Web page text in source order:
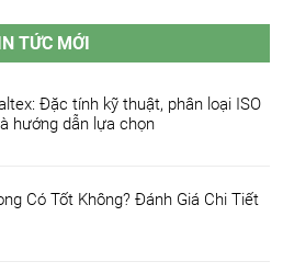
TỨC MỚI
Đặc tính kỹ thuật, phân loại ISO
hướng dẫn lựa chọn
Có Tốt Không? Đánh Giá Chi Tiết